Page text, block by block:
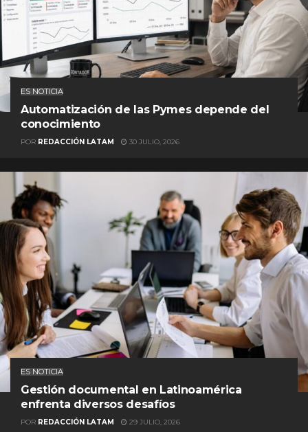
ES NOTICIA
Automatización de las Pymes depende del
conocimiento
POR REDACCIÓN LATAM 30 JULIO, 2026
ES NOTICIA
Gestión documental en Latinoamérica
enfrenta diversos desafíos
POR REDACCIÓN LATAM 29 JULIO, 2026